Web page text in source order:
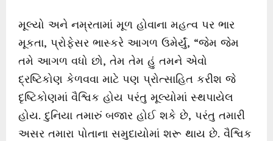
મૂલ્યો અને નમ્રતામાં મૂળ હોવાના મહત્વ પર ભાર
મૂકતા, પ્રોફેસર ભાસ્કરે આગળ ઉમેર્યું, “જેમ જેમ
તમે આગળ વધો છો, તેમ તેમ હું તમને એવો
દ્રષ્ટિકોણ કેળવવા માટે પણ પ્રોત્સાહિત કરીશ જે
દૃષ્ટિકોણમાં વૈશ્વિક હોય પરંતુ મૂલ્યોમાં સ્થપાયેલ
હોય. દુનિયા તમારું બજાર હોઈ શકે છે, પરંતુ તમારી
અસર તમારા પોતાના સમુદાયોમાં શરૂ થાય છે. વૈશ્વિક